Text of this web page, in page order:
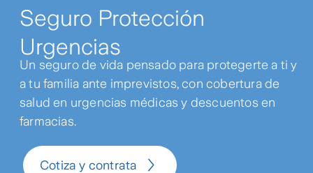
Seguro Protección
Urgencias
Un seguro de vida pensado para protegerte a ti y
a tu familia ante imprevistos, con cobertura de
salud en urgencias médicas y descuentos en
farmacias.
Cotiza y contrata